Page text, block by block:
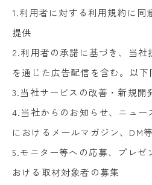
1.利用者に対する利用規約に同
提供
2.利用者の承諾に基づき、当社
を通じた広告配信を含む。以
3.当社サービスの改善・新規開
4.当社からのお知らせ、ニュー
におけるメールマガジン、DM
5.モニター等への応募、プレゼ
おける取材対象者の募集